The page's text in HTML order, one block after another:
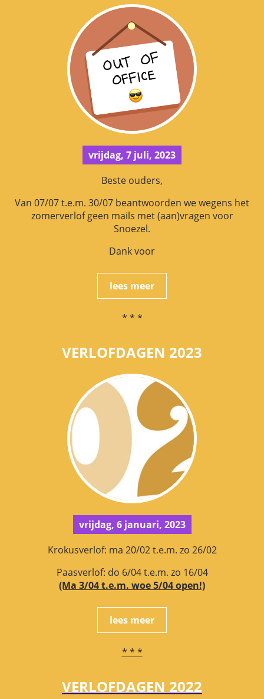
vrijdag, 7 juli, 2023
Beste ouders,
Van 07/07 t.e.m. 30/07 beantwoorden we wegens het
zomerverlof geen mails met (aan)vragen voor
Snoezel.
Dank voor
lees meer
* * *
VERLOFDAGEN 2023
vrijdag, 6 januari, 2023
Krokusverlof: ma 20/02 t.e.m. zo 26/02
Paasverlof: do 6/04 t.e.m. zo 16/04
(Ma 3/04 t.e.m. woe 5/04 open!)
lees meer
* * *
VERLOFDAGEN 2022